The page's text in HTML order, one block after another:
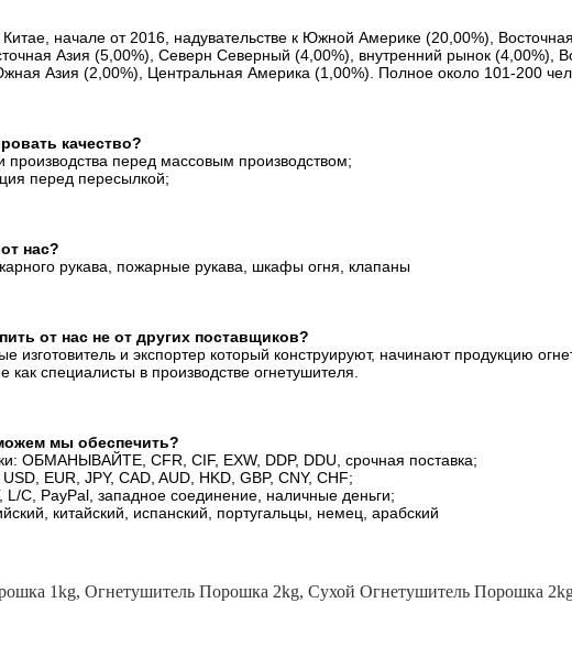
начале от 2016, надувательстве к Южной Америке (20,00%),
Азия (5,00%), Северн Северный (4,00%), внутренний рынок (4,00%),
Азия (2,00%), Центральная Америка (1,00%). Полное около 101-200
качество?
производства перед массовым производством;
перед пересылкой;
нас?
рукава, пожарные рукава, шкафы огня, клапаны
от нас не от других поставщиков?
изготовитель и экспортер который конструируют, начинают продукцию
как специалисты в производстве огнетушителя.
мы обеспечить?
ОБМАНЫВАЙТЕ, CFR, CIF, EXW, DDP, DDU, срочная поставка;
EUR, JPY, CAD, AUD, HKD, GBP, CNY, CHF;
C, PayPal, западное соединение, наличные деньги;
китайский, испанский, португальцы, немец, арабский
1kg, Огнетушитель Порошка 2kg, Сухой Огнетушитель Порошка